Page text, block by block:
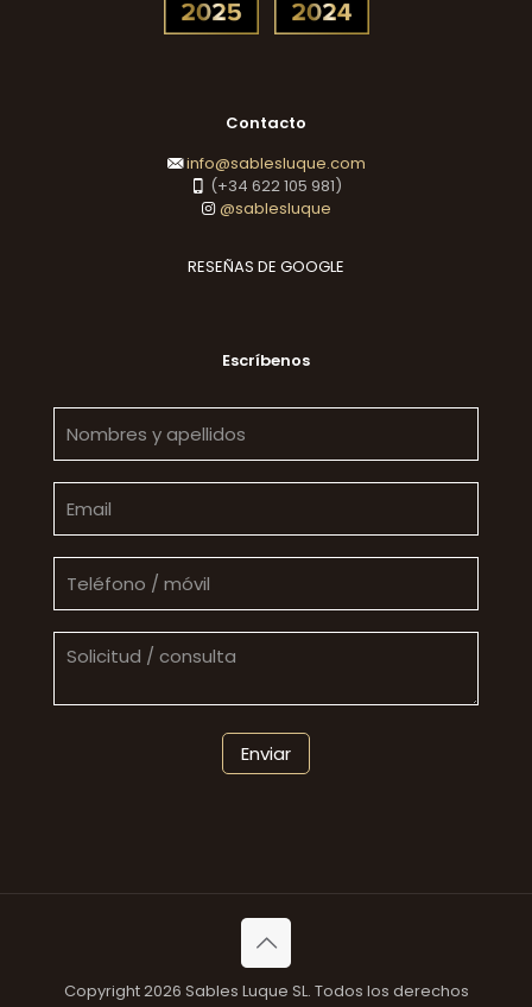
Contacto
info@sablesluque.com
(+34 622 105 981)
@sablesluque
RESEÑAS DE GOOGLE
Escríbenos
Copyright 2026 Sables Luque SL. Todos los derechos